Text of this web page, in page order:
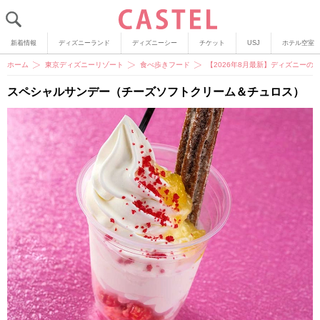
新着情報 ディズニーランド ディズニーシー チケット USJ ホテル空室
ホーム 東京ディズニーリゾート 食べ歩きフード 【2026年8月最新】ディズニーの
スペシャルサンデー（チーズソフトクリーム＆チュロス）